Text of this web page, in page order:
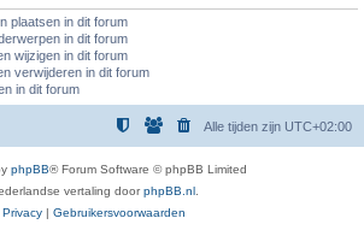
plaatsen in dit forum
in dit forum
wijzigen in dit forum
verwijderen in dit forum
in dit forum
Alle tijden zijn UTC+02:00
phpBB® Forum Software © phpBB Limited
vertaling doorphpBB.nl
Privacy | Gebruikersvoorwaarden